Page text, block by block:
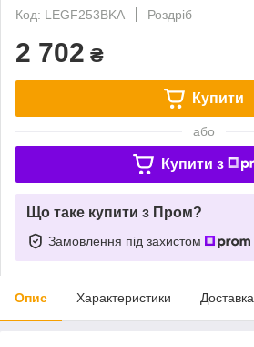
Код: LEGF253BKA
Роздріб
2 702 ₴
Купити
або
Купити з
Що таке купити з Пром?
Замовлення під захистом
Опис Характеристики Доставка